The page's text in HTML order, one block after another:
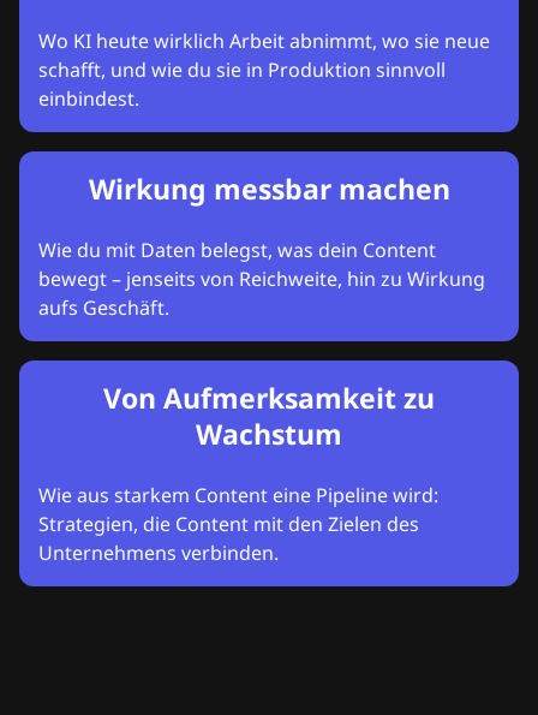
Wo KI heute wirklich Arbeit abnimmt, wo sie neue
schafft, und wie du sie in Produktion sinnvoll
einbindest.
Wirkung messbar machen
Wie du mit Daten belegst, was dein Content
bewegt – jenseits von Reichweite, hin zu Wirkung
aufs Geschäft.
Von Aufmerksamkeit zu
Wachstum
Wie aus starkem Content eine Pipeline wird:
Strategien, die Content mit den Zielen des
Unternehmens verbinden.